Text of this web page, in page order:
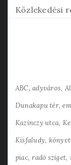
Közlekedési
ABC adyváros
Dunakapu tér
Kazinczy utca
Kisfaludy
piac radó sziget